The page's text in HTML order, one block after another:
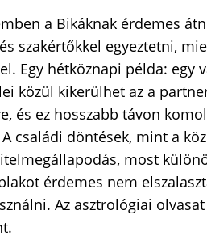
a Bikáknak érdemes
szakértőkkel egyeztetni,
Egy hétköznapi példa: egy
közül kikerülhet az a
és ez hosszabb távon
családi döntések, mint a
most
érdemes nem
Az asztrológiai